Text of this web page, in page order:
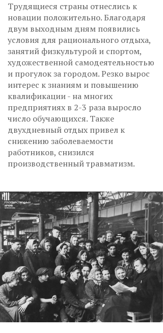
Трудящиеся страны отнеслись к
новации положительно. Благодаря
двум выходным дням появились
условия для рационального отдыха,
занятий физкультурой и спортом,
художественной самодеятельностью
и прогулок за городом. Резко вырос
интерес к знаниям и повышению
квалификации - на многих
предприятиях в 2-3 раза выросло
число обучающихся. Также
двухдневный отдых привел к
снижению заболеваемости
работников, снизился
производственный травматизм.